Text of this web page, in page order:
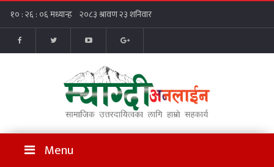
Menu